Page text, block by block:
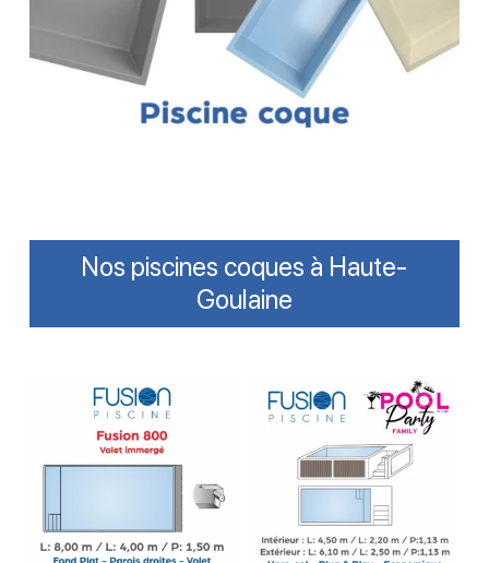
Nos piscines coques à Haute-
Goulaine